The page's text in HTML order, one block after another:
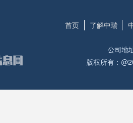
首页 了解中瑞
公司地
版权所有：